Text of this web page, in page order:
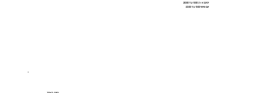
ימים א-ה: 9:00 עד 20:00
יום שישי 9:00 עד 15:00
ניווט באתר